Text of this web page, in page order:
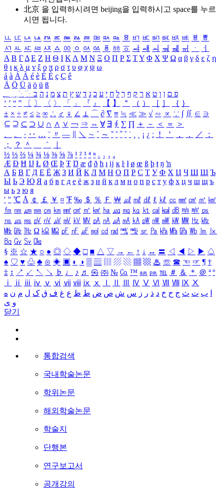
北京 을 입력하시려면 beijing을 입력하시고 space를 누르
시면 됩니다.
ㅥ ㅦ ㅧ ㅨ ㅩ ㅪ ㅫ ㅬ ㅭ ㅮ ㅯ ㅰ ㅱ ㅲ ㅳ ㅴ ㅵ ㅶ ㅷ ㅸ
ㅹ
ㅺ ㅻ ㅼ ㅽ ㅾ ㅿ ㆀ ㆁ ㆂ ㆃ ㆄ ㆅ ㆆ ㆇ ㆈ ㆉ ㆊ ㆋ ㆌ ㆍ
ㆎ
Α Β ΓΔ Ε Ζ Η Θ Ι ΚΛ Μ Ν Ξ Ο Π Ρ Σ ΤΥ Φ Χ Ψ Ω α β γ δ ε ζ η
θ ι κ λ μ ν ξ ο π ρ σ τ υ φ χ ψ ω
á à Á À é è É È ç Ç ê
Ä Ö Ü ä ö ü ß
ִֶֹ ֻּ ׁׂ פ ם ן ו ט א ר ק ף ך ל ח י ע כ ג ד ש ץ ת צ מ נ ה ב
‘ ’ “ ” 〔 〕 〈 〉 「 」 『 』 【 】 ＂ （ ） ［ ］ ｛ ｝
± × ÷ ≠ ≤ ≥ ∞ ∴ ♂ ♀ ∠ ⊥ ⌒ ∂ ∇ ≡ ≒ ≪ ≫ √ ∽ ∝ ∵ ∫ ∬ ∈ ∋
⊆ ⊇ ⊂ ⊃ ∪ ∩ ∧ ∨ ￢ ⇒ ⇔ ∀ ∃ ∮ ∑ ∏ ＋ － ＜ ＝
＞
、
。 · ‥ … ¨ 〃 ― ＼ ∼ ´ ～ ˇ ˘ ˝ ˚ ˙ ¸ ¡ ¿ ː ！ ＇ ， ． ／
：
；
？ ＾ ｀
½ ⅓ ⅔ ¼ ¾ ⅛ ⅜ ⅝ ⅞ ¹ ² ³ ⁴ ⁿ ₁ ₂ ₃ ₄
Æ Ð Ħ Ĳ Ł Ø Œ Þ Ŧ Ŋ æ đ ð ħ ı ĳ ĸ ŀ ł ø œ ß þ ŧ ŋ ŉ
А Б В Г Д Е Ё Ж З И Й К Л М Н О П Р С Т У Ф Х Ц Ч Ш Щ Ъ
Ы Ь Э Ю Я а б в г д е ё ж з и й к л м н о п р с т у ф х ц ч ш щ ъ
ы ь э ю я
′ ″ ℃ Å ￠ ￡ ￥ ¤ ℉ ‰ ＄ ％ Ｆ ￦ ㎕ ㎖ ㎗ ℓ ㎘ ㏄ ㎣ ㎤ ㎥ ㎦
㎙ ㎚ ㎛ ㎜ ㎝ ㎞ ㎟ ㎠ ㎡ ㎢ ㏊ ㎍ ㎎ ㎏ ㏏ ㎈ ㎉ ㏈ ㎧ ㎨ ㎰
㎱ ㎲ ㎳ ㎴ ㎵ ㎶ ㎷ ㎸ ㎹ ㎀ ㎁ ㎂ ㎃ ㎄ ㎺ ㎻ ㎽ ㎾ ㎿ ㎐ ㎑
㎒ ㎓ ㎔ Ω ㏀ ㏁ ㎊ ㎋ ㎌ ㏖ ㏅ ㎭ ㎮ ㎯ ㏛ ㎩ ㎪ ㎫ ㎬ ㏝ ㏐
㏓
㏃ ㏉ ㏜ ㏆
§ ※ ☆ ★ ○ ● ◎ ◇ ◆ □ ■ △ ▽ → ← ↑ ↓ ↔ 〓 ◁ ◀ ▷ ▶ ♤
♠ ♡ ♥ ♧ ♣ ⊙ ◈ ▣ ◐ ◑ ▒ ▤ ▨ ▧ ▦ ▩ ♨ ☏ ☎ ☜ ☞ ¶ †
‡ ↕ ↗ ↙ ↖ ↘ ♭ ♩ ♪ ♬ ㉿ ㈜ № ㏇ ™ ㏂ ㏘ ℡ ＃ ＆ ＊ ＠ ª º
ⅰ
ⅱ ⅲ ⅳ ⅴ ⅵ ⅶ ⅷ ⅸ ⅹ Ⅳ Ⅴ Ⅵ Ⅶ Ⅷ Ⅸ Ⅹ
ب ت ث ج ح خ د ذ ر ز س ش ص ض ط ظ ع غ ف ق ک ل م ن ه
و ی
닫기
통합검색
국내학술논문
학위논문
해외학술논문
학술지
단행본
연구보고서
공개강의